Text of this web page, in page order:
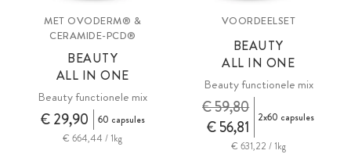
MET OVODERM® &
CERAMIDE-PCD®
BEAUTY
ALL IN ONE
Beauty functionele mix
€ 29,90
60 capsules
€ 664,44 / 1kg
VOORDEELSET
BEAUTY
ALL IN ONE
Beauty functionele mix
€ 56,81
€ 59,80 2x60 capsules
€ 631,22 / 1kg